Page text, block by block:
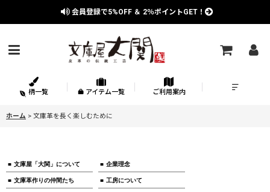
会員登録で5%OFF ＆ 2％ポイントGET！
柄一覧 アイテム一覧 ご利用案内
ホーム > 文庫革を長く楽しむために